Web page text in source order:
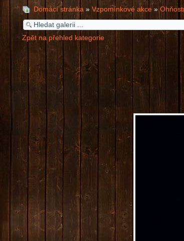
Domácí stránka» Vzpomínkové akce»
Zpět na přehled kategorie